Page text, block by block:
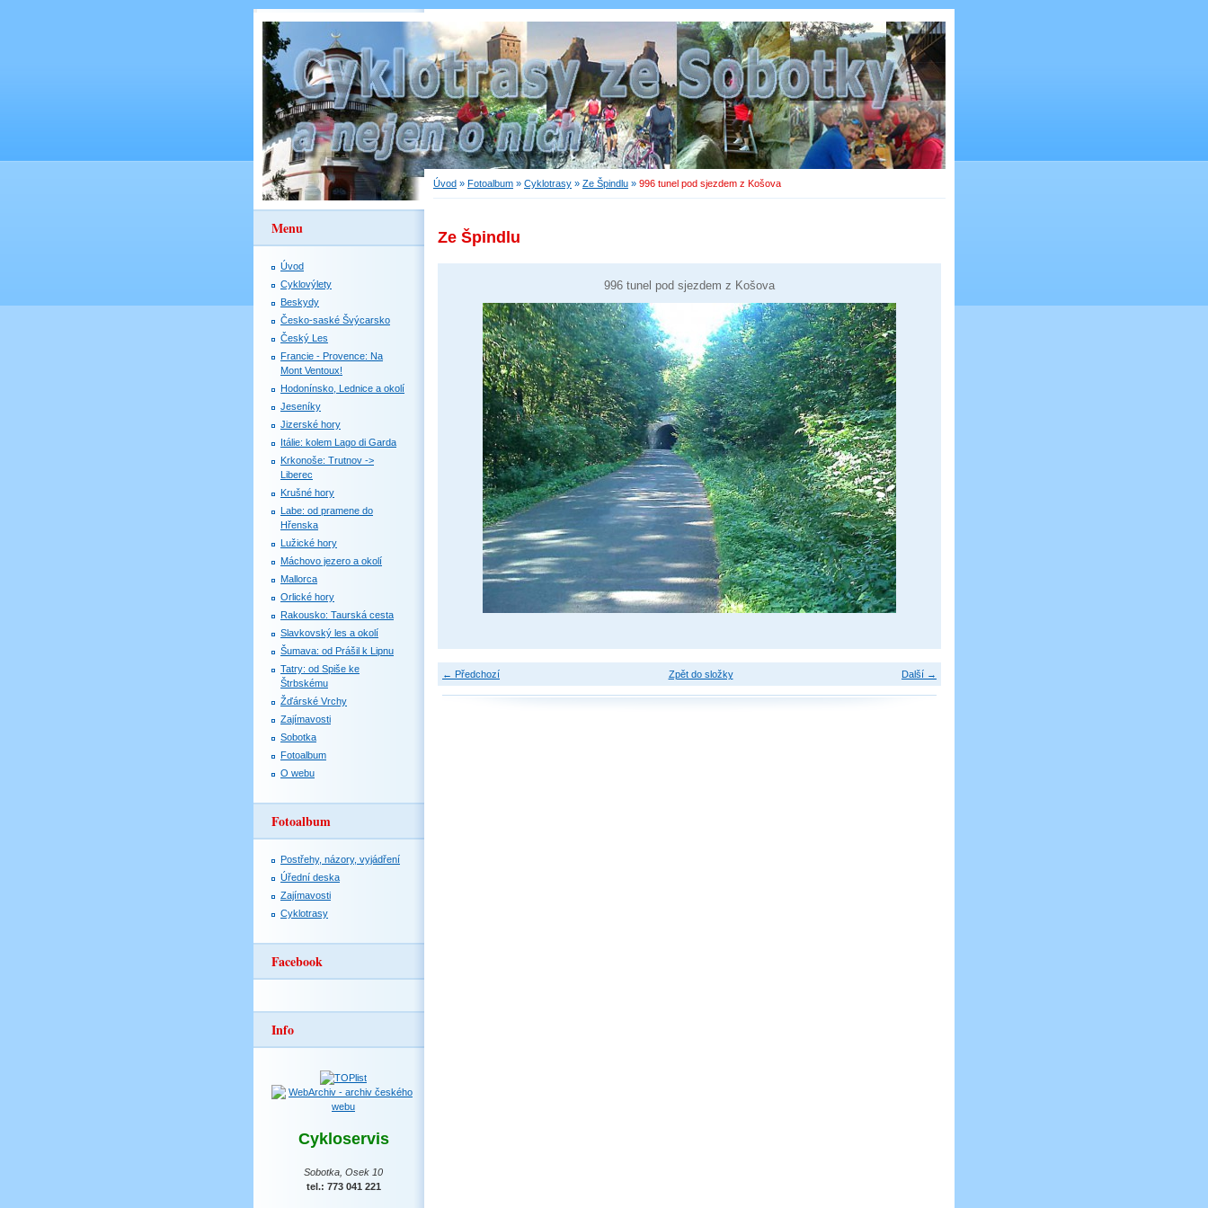
Úvod » Fotoalbum » Cyklotrasy » Ze Špindlu » 996 tunel pod sjezdem z Košova
Ze Špindlu
996 tunel pod sjezdem z Košova
← Předchozí Další →
Zpět do složky
Menu
Úvod
Cyklovýlety
Beskydy
Česko-saské Švýcarsko
Český Les
Francie - Provence: Na
Mont Ventoux!
Hodonínsko, Lednice a okolí
Jeseníky
Jizerské hory
Itálie: kolem Lago di Garda
Krkonoše: Trutnov ->
Liberec
Krušné hory
Labe: od pramene do
Hřenska
Lužické hory
Máchovo jezero a okolí
Mallorca
Orlické hory
Rakousko: Taurská cesta
Slavkovský les a okolí
Šumava: od Prášil k Lipnu
Tatry: od Spiše ke
Štrbskému
Žďárské Vrchy
Zajímavosti
Sobotka
Fotoalbum
O webu
Fotoalbum
Postřehy, názory, vyjádření
Úřední deska
Zajímavosti
Cyklotrasy
Facebook
Info
Cykloservis
Sobotka, Osek 10
tel.: 773 041 221